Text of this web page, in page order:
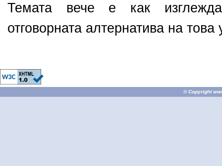
Темата вече е как
отговорната алтернатива на
© Copyright